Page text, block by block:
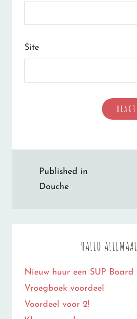
Site
Bericht
navigatie
Published in
Douche
HALLO ALLEMAAL
Nieuw huur een SUP Board
Vroegboek voordeel
Voordeel voor 2!